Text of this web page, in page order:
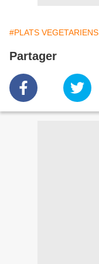
#PLATS VEGETARIENS
Partager